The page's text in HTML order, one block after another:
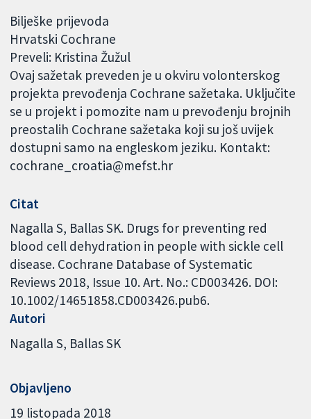
Bilješke prijevoda
Hrvatski Cochrane
Preveli: Kristina Žužul
Ovaj sažetak preveden je u okviru volonterskog
projekta prevođenja Cochrane sažetaka. Uključite
se u projekt i pomozite nam u prevođenju brojnih
preostalih Cochrane sažetaka koji su još uvijek
dostupni samo na engleskom jeziku. Kontakt:
cochrane_croatia@mefst.hr
Citat
Nagalla S, Ballas SK. Drugs for preventing red
blood cell dehydration in people with sickle cell
disease. Cochrane Database of Systematic
Reviews 2018, Issue 10. Art. No.: CD003426. DOI:
10.1002/14651858.CD003426.pub6.
Autori
Nagalla S Ballas SK
Objavljeno
19 listopada 2018